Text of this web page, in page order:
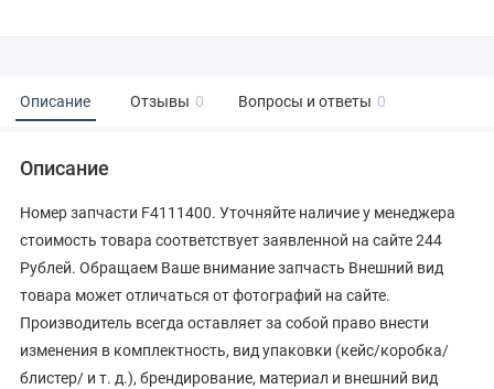
Описание Отзывы 0 Вопросы и ответы 0
Описание
Номер запчасти F4111400. Уточняйте наличие у менеджера
стоимость товара соответствует заявленной на сайте 244
Рублей. Обращаем Ваше внимание запчасть Внешний вид
товара может отличаться от фотографий на сайте.
Производитель всегда оставляет за собой право внести
изменения в комплектность, вид упаковки (кейс/коробка/
блистер/ и т. д.), брендирование, материал и внешний вид